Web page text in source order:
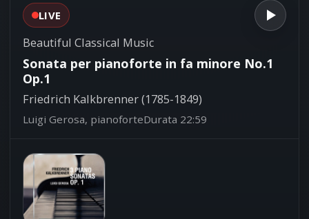
LIVE
Beautiful Classical Music
Sonata per pianoforte in fa minore No.1
Op.1
Friedrich Kalkbrenner (1785-1849)
Luigi Gerosa, pianoforteDurata 22:59